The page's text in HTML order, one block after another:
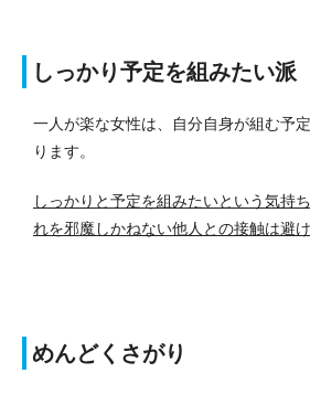
しっかり予定を組みたい派
一人が楽な女性は、自分自身が組む予
ります。
しっかりと予定を組みたいという気持
れを邪魔しかねない他人との接触は避
めんどくさがり